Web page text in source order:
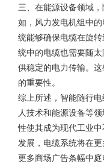
三、在能源设备领域
如，风力发电机组中
统能够确保电缆在旋
统中的电缆也需要随
供稳定的电力传输。
的重要性。
综上所述，智能随行
人技术和能源设备等
性使其成为现代工业
发展，电缆系统将在
更多商场广告条幅中庭